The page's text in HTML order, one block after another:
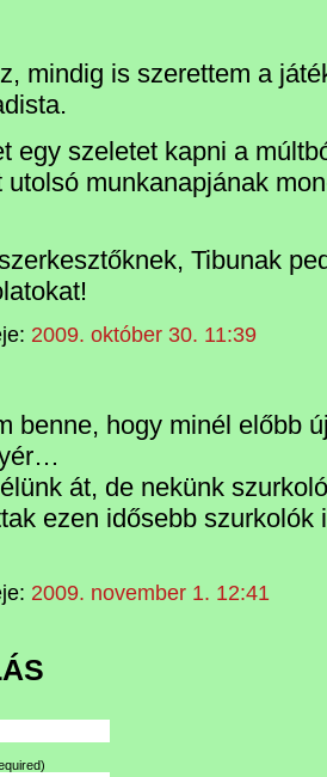
mindig is szerettem a
egy szeletet kapni a
utolsó munkanapjának
Tibunak
2009. október 30. 11:39
benne, hogy minél előbb
át, de nekünk
ezen idősebb szurkolók
2009. november 1. 12:41